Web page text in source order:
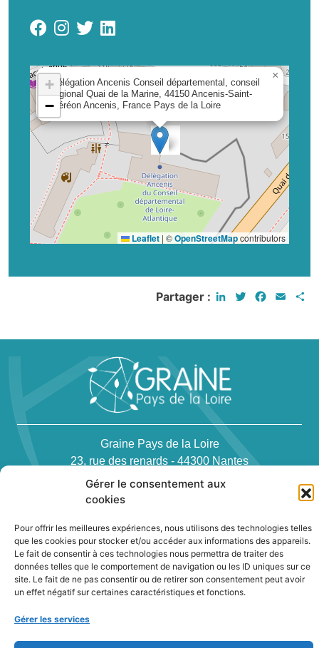
Gérer le consentement aux
cookies
Pour offrir les meilleures expériences, nous utilisons des technologies telles
que les cookies pour stocker et/ou accéder aux informations des appareils.
Le fait de consentir à ces technologies nous permettra de traiter des
données telles que le comportement de navigation ou les ID uniques sur ce
site. Le fait de ne pas consentir ou de retirer son consentement peut avoir
un effet négatif sur certaines caractéristiques et fonctions.
Gérer les services
Délégation Ancenis Conseil départemental, conseil
régional Quai de la Marine, 44150 Ancenis-Saint-
Géréon Ancenis, France Pays de la Loire
×
+
−
Leaflet | ©OpenStreetMapcontributors
Partager : LinkedInTwitter Email
Graine Pays de la Loire
23, rue des renards - 44300 Nantes
Téléphone : 02 40 94 83 51
Newsletter
Contact
Politique de confidentialité des cookies